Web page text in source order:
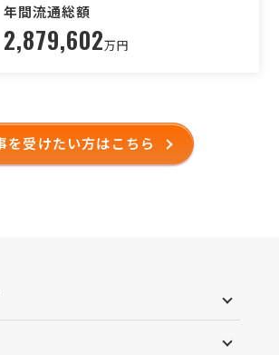
年間流通総額
2,879,602万円
を受けたい方はこちら